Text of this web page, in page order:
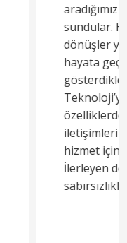
çözümler
etkili geri
başarıyla
Gusto
en önemli
şeffaf
yüksek kaliteli
ederiz.
çalışmayı